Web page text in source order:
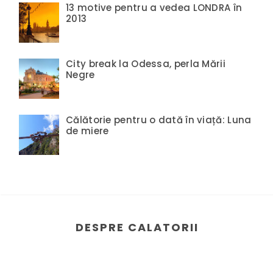
13 motive pentru a vedea LONDRA în
2013
City break la Odessa, perla Mării
Negre
Călătorie pentru o dată în viață: Luna
de miere
DESPRE CALATORII